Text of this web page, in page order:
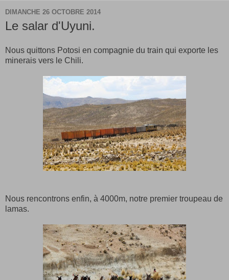
DIMANCHE 26 OCTOBRE 2014
Le salar d'Uyuni.
Nous quittons Potosi en compagnie du train qui exporte les
minerais vers le Chili.
Nous rencontrons enfin, à 4000m, notre premier troupeau de
lamas.